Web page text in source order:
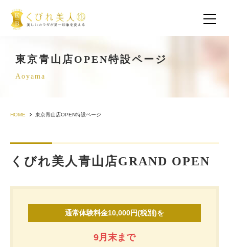
お客様の声（50代以上）
お客様の声（男性）
東京青山店OPEN特設ページ
Aoyama
HOME 東京青山店OPEN特設ページ
くびれ美人青山店GRAND OPEN
通常体験料金10,000円(税別)を
9月末まで